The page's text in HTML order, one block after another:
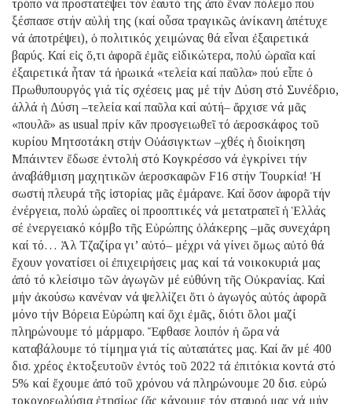
τρόπο νά προστατέψει τόν ἑαυτό της ἀπό ἕναν πόλεμο πού
ξέσπασε στήν αὐλή της (καί οὖσα τραγικῶς ἀνίκανη ἀπέτυχε
νά ἀποτρέψει), ὁ πολιτικός χειμώνας θά εἶναι ἐξαιρετικά
βαρύς. Καί εἰς ὅ,τι ἀφορᾶ ἐμᾶς εἰδικώτερα, πολύ ὡραῖα καί
ἐξαιρετικά ἦταν τά ἡρωικά «τελεία καί παῦλα» πού εἶπε ὁ
Πρωθυπουργός γιά τίς σχέσεις μας μέ τήν Δύση στό Συνέδριο,
ἀλλά ἡ Δύση –τελεία καί παῦλα καί αὐτή– ἄρχισε νά μᾶς
«πουλᾶ» as usual πρίν κἄν προσγειωθεῖ τό ἀεροσκάφος τοῦ
κυρίου Μητσοτάκη στήν Οὐάσιγκτων –χθές ἡ διοίκηση
Μπάιντεν ἔδωσε ἐντολή στό Κογκρέσσο νά ἐγκρίνει τήν
ἀναβάθμιση μαχητικῶν ἀεροσκαφῶν F16 στήν Τουρκία! Ἡ
σωστή πλευρά τῆς ἱστορίας μᾶς ἐμάρανε. Καί ὅσον ἀφορᾶ τήν
ἐνέργεια, πολύ ὡραῖες οἱ προοπτικές νά μετατραπεῖ ἡ Ἑλλάς
σέ ἐνεργειακό κόμβο τῆς Εὐρώπης ὁλάκερης –μᾶς συνεχάρη
καί τό… Ἀλ Τζαζίρα γι’ αὐτό– μέχρι νά γίνει ὅμως αὐτό θά
ἔχουν γονατίσει οἱ ἐπιχειρήσεις μας καί τά νοικοκυριά μας
ἀπό τό κλείσιμο τῶν ἀγωγῶν μέ εὐθύνη τῆς Οὐκρανίας. Καί
μήν ἀκούσω κανέναν νά ψελλίζει ὅτι ὁ ἀγωγός αὐτός ἀφορᾶ
μόνο τήν Βόρεια Εὐρώπη καί ὄχι ἐμᾶς, διότι ὅλοι μαζί
πληρώνουμε τό μάρμαρο. Ἔφθασε λοιπόν ἡ ὥρα νά
καταβάλουμε τό τίμημα γιά τίς αὐταπάτες μας. Καί ἄν μέ 400
δισ. χρέος ἐκτοξευτοῦν ἐντός τοῦ 2022 τά ἐπιτόκια κοντά στό
5% καί ἔχουμε ἀπό τοῦ χρόνου νά πληρώνουμε 20 δισ. εὐρώ
τοκοχρεωλύσια ἐτησίως (ἄς κάνουμε τόν σταυρό μας νά μήν